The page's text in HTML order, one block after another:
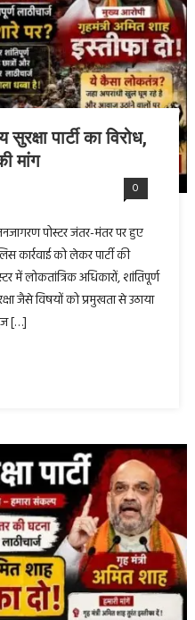
पार्टी का विरोध,
मांग
0
जनजागरण पोस्टर जंतर-मंतर पर हुए
कार्रवाई को लेकर पार्टी की
में लोकतांत्रिक अधिकारों, शांतिपूर्ण
जैसे विषयों को प्रमुखता से उठाया
[…]